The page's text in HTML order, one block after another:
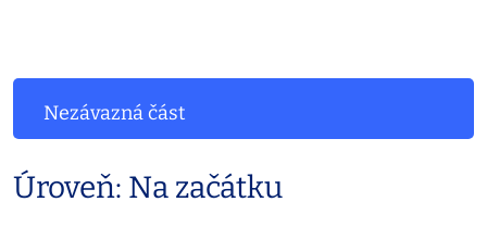
Nezávazná část
Úroveň: Na začátku